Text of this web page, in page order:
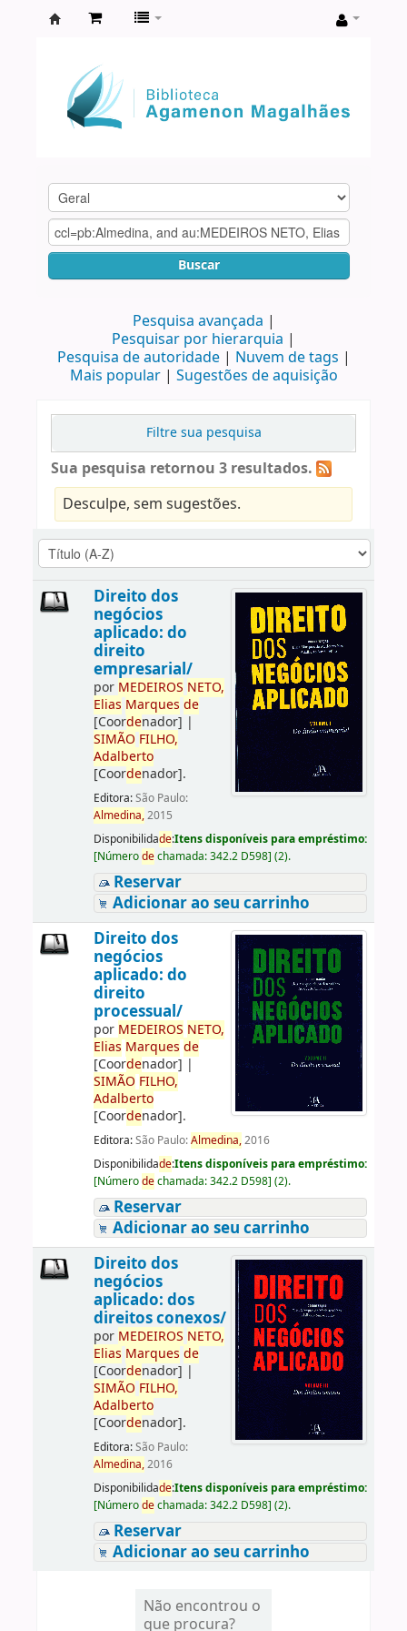
Agamenon
Magalhães
Buscar
Pesquisa avançada
Pesquisar por hierarquia
Pesquisa de autoridade
Nuvem de tags
Mais popular
Sugestões de aquisição
Filtre sua pesquisa
Sua pesquisa retornou 3 resultados.
Desculpe, sem sugestões.
Direito dos
negócios
aplicado: do
direito
empresarial/
por MEDEIROS NETO,
Elias Marques de
[Coordenador] |
SIMÃO FILHO,
Adalberto
[Coordenador].
Editora:São Paulo:
Almedina,2015
Disponibilidade:Itens disponíveis para empréstimo:
[Númerodechamada:342.2 D598] (2).
Reservar
Adicionar ao seu carrinho
Direito dos
negócios
aplicado: do
direito
processual/
por MEDEIROS NETO,
Elias Marques de
[Coordenador] |
SIMÃO FILHO,
Adalberto
[Coordenador].
Editora:São Paulo:Almedina,2016
Disponibilidade:Itens disponíveis para empréstimo:
[Númerodechamada:342.2 D598] (2).
Reservar
Adicionar ao seu carrinho
Direito dos
negócios
aplicado: dos
direitos conexos/
por MEDEIROS NETO,
Elias Marques de
[Coordenador] |
SIMÃO FILHO,
Adalberto
[Coordenador].
Editora:São Paulo:
Almedina,2016
Disponibilidade:Itens disponíveis para empréstimo:
[Númerodechamada:342.2 D598] (2).
Reservar
Adicionar ao seu carrinho
Não encontrou o
que procura?